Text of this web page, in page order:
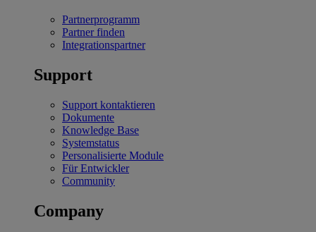
Partnerprogramm
Partner finden
Integrationspartner
Support
Support kontaktieren
Dokumente
Knowledge Base
Systemstatus
Personalisierte Module
Für Entwickler
Community
Company